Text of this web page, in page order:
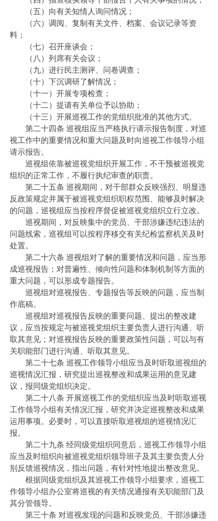
（五）向有关知情人询问情况；
（六）调阅、复制有关文件、档案、会议记录等资
料；
（七）召开座谈会；
（八）列席有关会议；
（九）进行民主测评、问卷调查；
（十）下沉调研了解情况；
（十一）开展专项检查；
（十二）提请有关单位予以协助；
（十三）开展巡视工作的党组织批准的其他方式。
第二十四条 巡视组应当严格执行请示报告制度，对巡
视工作中的重要情况和重大问题及时向巡视工作领导小组
请示报告。
巡视组依靠被巡视党组织开展工作，不干预被巡视党
组织的正常工作，不履行执纪审查的职责。
第二十五条 巡视期间，对干部群众反映强烈、明显违
反政策规定并属于被巡视党组织职权范围、能够及时解决
的问题，巡视组应当按程序督促被巡视党组织立行立改。
巡视期间，对反映集中的党员、干部涉嫌违纪违法的
问题线索，巡视组可以按程序移交有关纪检监察机关及时
处置。
第二十六条 巡视组对了解的重要情况和问题，应当形
成巡视报告；对普遍性、倾向性问题和体制机制等方面的
重大问题，可以形成专题报告。
巡视组对巡视报告、专题报告等反映的问题，应当制
作底稿。
巡视组对巡视报告反映的重要问题、提出的整改建
议，应当按规定与被巡视党组织主要负责人进行沟通、听
取其意见；对巡视报告反映的重要政策性问题，可以与有
关职能部门进行沟通、听取其意见。
第二十七条 巡视工作领导小组应当及时听取巡视组的
巡视情况汇报，研究提出巡视整改和成果运用的意见建
议，报同级党组织决定。
第二十八条 开展巡视工作的党组织应当及时听取巡视
工作领导小组有关情况汇报，研究并决定巡视整改和成果
运用事项。必要时，可以直接听取巡视组的巡视情况汇
报。
第二十九条 经同级党组织同意后，巡视工作领导小组
应当及时组织向被巡视党组织领导班子及其主要负责人分
别反馈巡视情况，指出问题，有针对性地提出整改意见。
根据同级党组织及其巡视工作领导小组要求，巡视工
作领导小组办公室将巡视的有关情况通报有关职能部门及
其分管领导。
第三十条 对巡视发现的问题和反映党员、干部涉嫌违